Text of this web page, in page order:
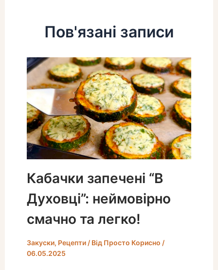
Пов'язані записи
Кабачки запечені “В
Духовці”: неймовірно
смачно та легко!
Закуски, Рецепти/ Від Просто Корисно /
06.05.2025